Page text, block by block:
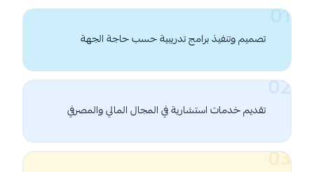
تصميم وتنفيذ برامج تدريبية حسب حاجة الجهة
تقديم خدمات استشارية في المجال المالي والمصرفي